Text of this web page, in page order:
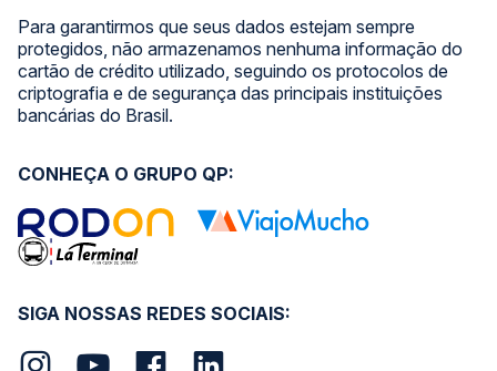
Para garantirmos que seus dados estejam sempre
protegidos, não armazenamos nenhuma informação do
cartão de crédito utilizado, seguindo os protocolos de
criptografia e de segurança das principais instituições
bancárias do Brasil.
SIGA NOSSAS REDES SOCIAIS:
CONHEÇA O GRUPO QP: